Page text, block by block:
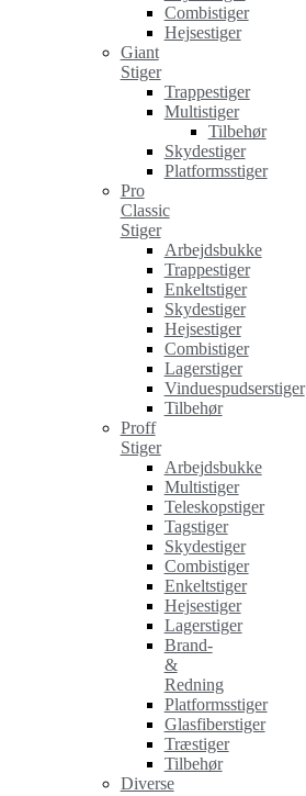
Combistiger
Hejsestiger
Giant
Stiger
Trappestiger
Multistiger
Tilbehør
Skydestiger
Platformsstiger
Pro
Classic
Stiger
Arbejdsbukke
Trappestiger
Enkeltstiger
Skydestiger
Hejsestiger
Combistiger
Lagerstiger
Vinduespudserstiger
Tilbehør
Proff
Stiger
Arbejdsbukke
Multistiger
Teleskopstiger
Tagstiger
Skydestiger
Combistiger
Enkeltstiger
Hejsestiger
Lagerstiger
Brand-
&
Redning
Platformsstiger
Glasfiberstiger
Træstiger
Tilbehør
Diverse